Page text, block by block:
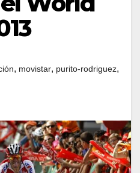
, movistar, purito-rodriguez,